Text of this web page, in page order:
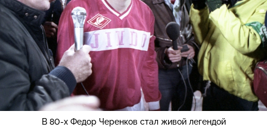
В 80-х Федор Черенков стал живой легендой